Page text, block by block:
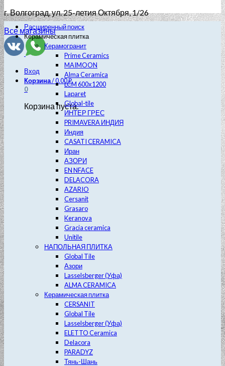
г. Волгоград, ул. 25-летия Октября, 1/26
Все магазины
Вход
Корзина/0.00₽
0
Корзина пуста.
Расширенный поиск
Керамическая плитка
Керамогранит
Prime Ceramics
MAIMOON
Alma Ceramica
LCM 600х1200
Laparet
Global-tile
ИНТЕР ГРЕС
PRIMAVERA ИНДИЯ
Индия
CASATI CERAMICA
Иран
АЗОРИ
EN NFACE
DELACORA
AZARIO
Cersanit
Grasaro
Keranova
Gracia ceramica
Unitile
НАПОЛЬНАЯ ПЛИТКА
Global Tile
Азори
Lasselsberger (Уфа)
ALMA CERAMICA
Керамическая плитка
CERSANIT
Global Tile
Lasselsberger (Уфа)
ELETTO Ceramica
Delacora
PARADYZ
Тянь-Шань